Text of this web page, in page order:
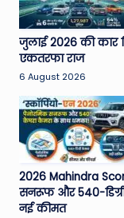
s
A
ro
u
n
d
T
h
जुलाई 2026 की कार
एकतरफा राज
6 August 2026
2026 Mahindra
सनरूफ और 540-
नई कीमत